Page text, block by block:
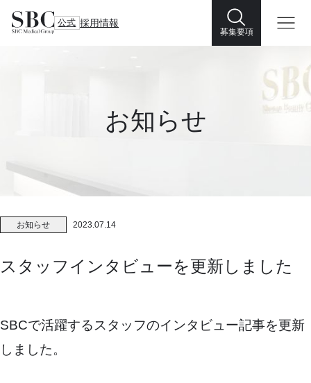
公式 採用情報
募集要項
お知らせ
お知らせ 2023.07.14
スタッフインタビューを更新しました
SBCで活躍するスタッフのインタビュー記事を更新
しました。